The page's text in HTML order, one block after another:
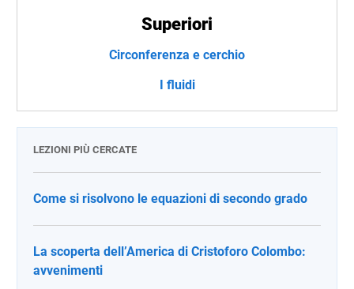
Superiori
Circonferenza e cerchio
I fluidi
LEZIONI PIÙ CERCATE
Come si risolvono le equazioni di secondo grado
La scoperta dell’America di Cristoforo Colombo:
avvenimenti